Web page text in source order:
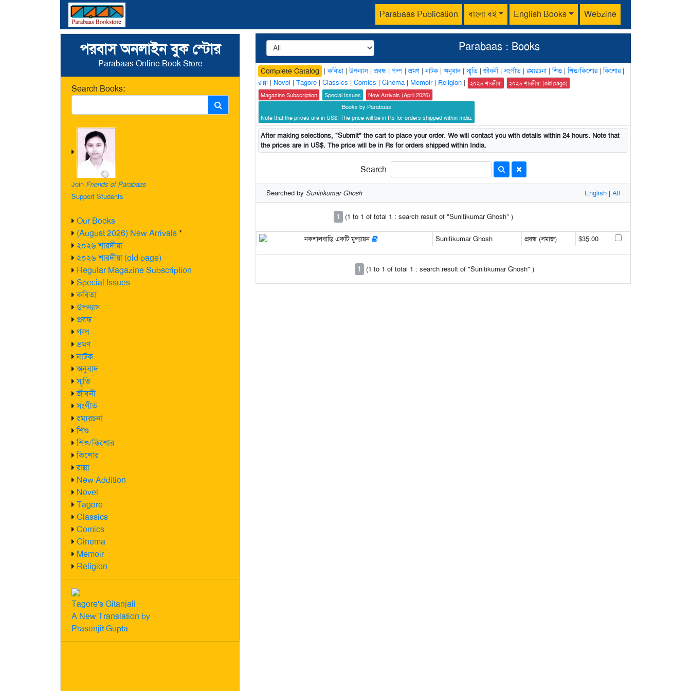
Parabaas Publication বাংলা বই English Books Webzine
পরবাস অনলাইন বুক স্টোর
Parabaas Online Book Store
Search Books:
Join Friends of Parabaas
Support Students
Our Books
(August 2026) New Arrivals*
২০২৬ শারদীয়া
২০২৬ শারদীয়া (old page)
Regular Magazine Subscription
Special Issues
কবিতা
উপন্যাস
প্রবন্ধ
গল্প
ভ্রমণ
নাটক
অনুবাদ
স্মৃতি
জীবনী
সংগীত
রম্যরচনা
শিশু
শিশু/কিশোর
কিশোর
রান্না
New Addition
Novel
Tagore
Classics
Comics
Cinema
Memoir
Religion
Tagore's Gitanjali
A New Translation by
Prasenjit Gupta
Parabaas : Books
Complete Catalog |কবিতা|উপন্যাস| প্রবন্ধ | গল্প |ভ্রমণ|নাটক |অনুবাদ|স্মৃতি |জীবনী|সংগীত |রম্যরচনা|শিশু |শিশু/কিশোর|কিশোর|
রান্না| Novel | Tagore | Classics | Comics | Cinema | Memoir| Religion | ২০২৬ শারদীয়া
২০২৬ শারদীয়া (old page)
Magazine Subscription
Special Issues
New Arrivals (April 2026)
Books by Parabaas
Note that the prices are in US$. The price will be in Rs for orders shipped within India.
After making selections, "Submit" the cart to place your order. We will contact you with details within 24 hours. Note that
the prices are in US$. The price will be in Rs for orders shipped within India.
Search
Searched by Sunitikumar Ghosh English | All
1 (1 to 1 of total 1 : search result of "Sunitikumar Ghosh" )
নকশালবাড়ি একটি মূল্যায়ন Sunitikumar Ghosh প্রবন্ধ (সমাজ) $35.00
1 (1 to 1 of total 1 : search result of "Sunitikumar Ghosh" )